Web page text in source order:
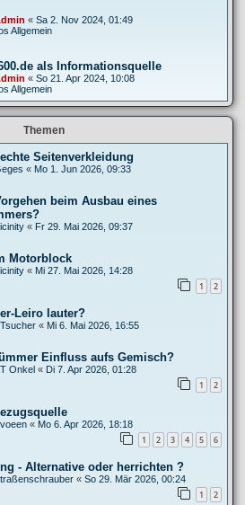
« Sa 2. Nov 2024, 01:49
Allgemein
als Informationsquelle
« So 21. Apr 2024, 10:08
Allgemein
Themen
Seitenverkleidung
« Mo 1. Jun 2026, 09:33
beim Ausbau eines
« Fr 29. Mai 2026, 09:37
Motorblock
« Mi 27. Mai 2026, 14:28
1 2
Leiro lauter?
« Mi 6. Mai 2026, 16:55
Einfluss aufs Gemisch?
Onkel « Di 7. Apr 2026, 01:28
1 2
« Mo 6. Apr 2026, 18:18
1 2 3 4 5 6
- Alternative oder herrichten ?
« So 29. Mär 2026, 00:24
1 2